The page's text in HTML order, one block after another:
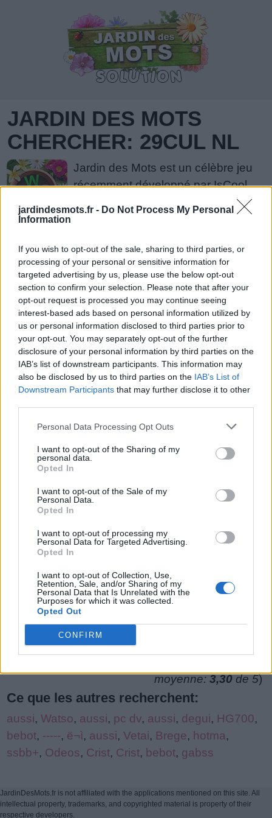
jardindesmots.fr - Do Not Process My Personal
Information
If you wish to opt-out of the sale, sharing to third parties, or
processing of your personal or sensitive information for
targeted advertising by us, please use the below opt-out
section to confirm your selection. Please note that after your
opt-out request is processed you may continue seeing
interest-based ads based on personal information utilized by
us or personal information disclosed to third parties prior to
your opt-out. You may separately opt-out of the further
disclosure of your personal information by third parties on the
IAB’s list of downstream participants. This information may
also be disclosed by us to third parties on the IAB’s List of
Downstream Participants that may further disclose it to other
Personal Data Processing Opt Outs
I want to opt-out of the Sharing of my
personal data.
Opted In
I want to opt-out of the Sale of my
Personal Data.
Opted In
I want to opt-out of processing my
Personal Data for Targeted Advertising.
Opted In
I want to opt-out of Collection, Use,
Retention, Sale, and/or Sharing of my
Personal Data that Is Unrelated with the
Purposes for which it was collected.
Opted Out
CONFIRM
JARDIN DES MOTS
CHERCHER: 29CUL NL
Jardin des Mots est un célèbre jeu
récemment développé par IsCool
Entertainment. Jardin des Mots peut
être considéré comme l'un des jeux
Le style de jeu unique proposé par Jardin des
Mots a beaucoup contribué à sa popularité. S'il
vous plaît soutenir IsCool Entertainment en tant
que développeur de jeux Jardin des Mots en
partageant et noter le jeu avec votre liste d'amis,
plus joueur signifie plus de revenus pour le
développeur alors s'il vous plaît aidez-le à
grandir. Vous ne pouvez toujours pas trouver un
niveau spécifique? Laissez un commentaire ci-
dessous et nous serons plus qu'heureux de vous
Entrez toutes les lettres de puzzle:
Entrez
toutes
lettres
puzzle:
Chercher
Niveau de jeu introuvable.
moyenne:3,30de 5)
Ce que les autres recherchent:
aussi, Watso, aussi, pc dv, aussi, degui, HG700,
bebot, -----, ë¬ì, aussi, Vetai, Brege, hotma,
ssbb+, Odeos, Crist, Crist, bebot, gabss
JardinDesMots.fr is not affiliated with the applications mentioned on this site. All
intellectual property, trademarks, and copyrighted material is property of their
respective developers.